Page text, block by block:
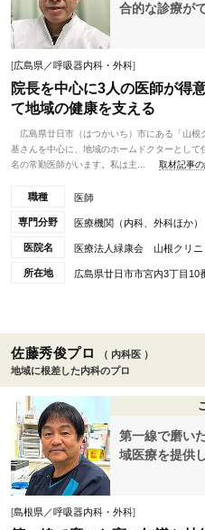
合的な診療が
[広島県／呼吸器内科・外科]
院長を中心に3人の医師が得
て地域の健康を支える
広島県廿日市（はつかいち）市にある「山根
基さんを中心に、地域のホームドクターとし
名の常勤医師がいます。私は主...
取材記事
職種 医師
専門分野 医療機関（内科、外科ほか）
医院名 医療法人緑康会 山根クリニ
所在地 広島県廿日市市宮内3丁目10
佐藤秀俊プロ
（ 内科医 ）
地域に根差した内科のプロ
第一線で磨い
域医療を提供
[島根県／呼吸器内科・外科]